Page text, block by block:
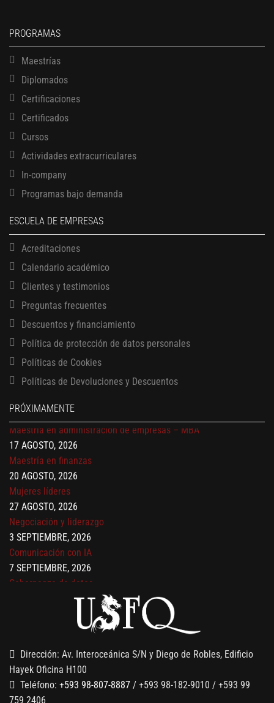
PROGRAMAS
Maestrías
Diplomados
Certificaciones
Certificados
Cursos
Actividades extracurriculares
In-company
Programas bajo demanda
ESCUELA DE EMPRESAS
Acreditaciones
Calendario académico
Clientes y testimonios
Preguntas frecuentes
Descuentos y financiamiento
Política de protección de datos personales
Políticas de Cookies
Políticas de Devoluciones y Descuentos
PRÓXIMAMENTE
13 AGOSTO, 2026
Finanzas para no financieros
17 AGOSTO, 2026
Gerencia de empresas familiares
17 AGOSTO, 2026
Maestría en administración de empresas – MBA
17 AGOSTO, 2026
Maestría en finanzas
20 AGOSTO, 2026
Mujeres líderes
27 AGOSTO, 2026
Negociación y liderazgo
3 SEPTIEMBRE, 2026
Comunicación con IA
7 SEPTIEMBRE, 2026
Gobernanza de datos
Finanzas para no financieros
Dirección: Av. Interoceánica S/N y Diego de Robles, Edificio
Hayek Oficina H100
Teléfono: +593 98-807-8887 / +593 98-182-9010 / +593 99
759 2406